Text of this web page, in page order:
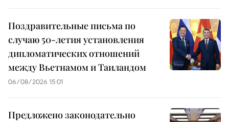
Поздравительные письма по
случаю 50-летия установления
дипломатических отношений
между Вьетнамом и Таиландом
06/08/2026 15:01
Предложено законодательно